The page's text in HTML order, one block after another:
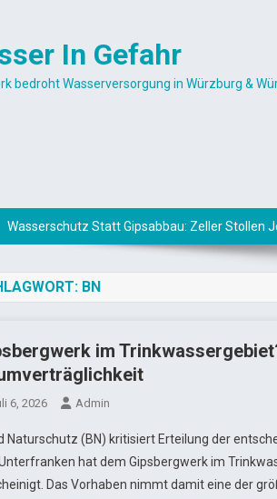
In Gefahr
bedroht Wasserversorgung in Würzburg &
Wasserschutz Statt Gipsabbau: Zeller Stollen
BN
im
6, 2026 Admin
Naturschutz (BN) kritisiert Erteilung der
hat dem Gipsbergwerk im
Das Vorhaben nimmt damit eine der